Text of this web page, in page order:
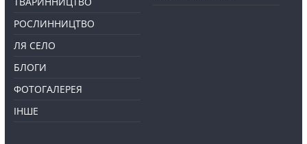
РОСЛИННИЦТВО
ЛЯ СЕЛО
БЛОГИ
ФОТОГАЛЕРЕЯ
ІНШЕ